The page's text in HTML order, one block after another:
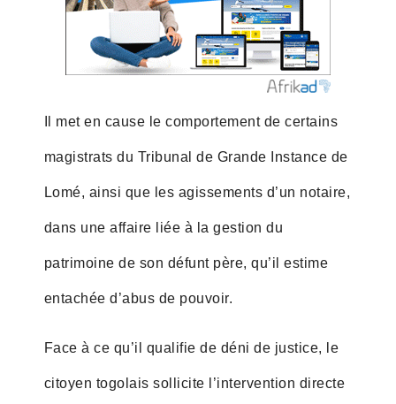
Il met en cause le comportement de certains
magistrats du Tribunal de Grande Instance de
Lomé, ainsi que les agissements d’un notaire,
dans une affaire liée à la gestion du
patrimoine de son défunt père, qu’il estime
entachée d’abus de pouvoir.
Face à ce qu’il qualifie de déni de justice, le
citoyen togolais sollicite l’intervention directe